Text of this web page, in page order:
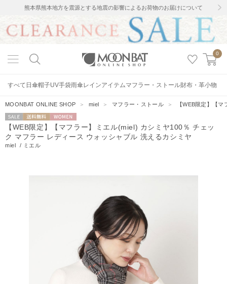
熊本県熊本地方を震源とする地震の影響によるお荷物のお届けについて
0
すべて 日傘帽子UV手袋雨傘レインアイテムマフラー・ストール財布・革小物
MOONBAT ONLINE SHOP ＞miel ＞ マフラー・ストール ＞ 【WEB限定】【
セー
ル
送料無料 WOMEN
【WEB限定】【マフラー】ミエル(miel) カシミヤ100％ チェッ
ク マフラー レディース ウォッシャブル 洗えるカシミヤ
miel / ミエル